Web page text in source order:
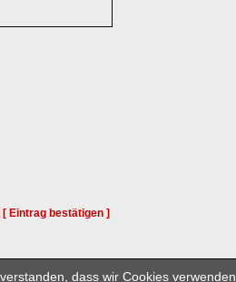
dass wir Cookies verwenden.
[ Eintrag bestätigen ]
Handelsverlag GmbH & Co. KG